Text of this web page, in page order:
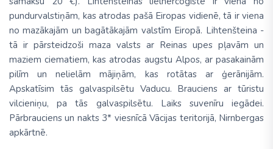
pundurvalstiņām, kas atrodas pašā Eiropas vidienē, tā ir viena
no mazākajām un bagātākajām valstīm Eiropā. Lihtenšteina -
tā ir pārsteidzoši maza valsts ar Reinas upes pļavām un
maziem ciematiem, kas atrodas augstu Alpos, ar pasakainām
pilīm un nelielām mājiņām, kas rotātas ar ģerānijām.
Apskatīsim tās galvaspilsētu Vaducu. Brauciens ar tūristu
vilcieniņu, pa tās galvaspilsētu. Laiks suvenīru iegādei.
Pārbrauciens un nakts 3* viesnīcā Vācijas teritorijā, Nirnbergas
apkārtnē.